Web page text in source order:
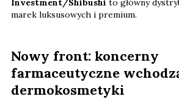
marek luksusowych i premium.
Nowy front: koncerny
farmaceutyczne
dermokosmetyki